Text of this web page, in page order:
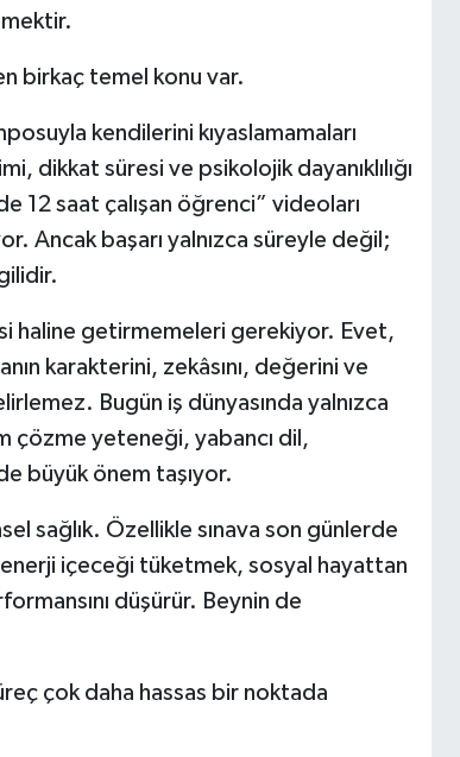
birkaç temel konu var.
kendilerini kıyaslamamaları
dikkat süresi ve psikolojik dayanıklılığı
12 saat çalışan öğrenci” videoları
Ancak başarı yalnızca süreyle değil;
haline getirmemeleri gerekiyor. Evet,
karakterini, zekâsını, değerini ve
Bugün iş dünyasında yalnızca
çözme yeteneği, yabancı dil,
büyük önem taşıyor.
sağlık. Özellikle sınava son günlerde
içeceği tüketmek, sosyal hayattan
düşürür. Beynin de
çok daha hassas bir noktada